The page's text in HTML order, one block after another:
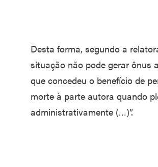
Desta forma, segundo a
situação não pode gerar ônus
que concedeu o benefício de
morte à parte autora quando
administrativamente (…)”.